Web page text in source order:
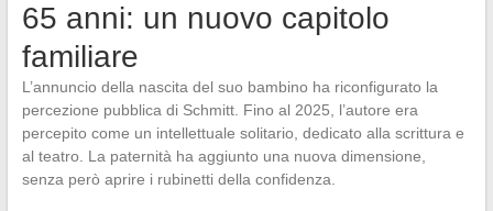
65 anni: un nuovo capitolo
familiare
L’annuncio della nascita del suo bambino ha riconfigurato la
percezione pubblica di Schmitt. Fino al 2025, l’autore era
percepito come un intellettuale solitario, dedicato alla scrittura e
al teatro. La paternità ha aggiunto una nuova dimensione,
senza però aprire i rubinetti della confidenza.